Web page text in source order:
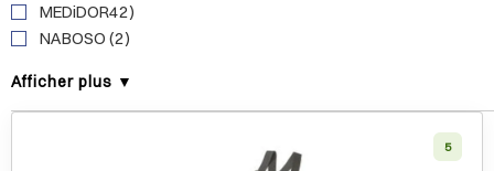
MEDiDOR42)
NABOSO (2)
Afficher plus ▼
5